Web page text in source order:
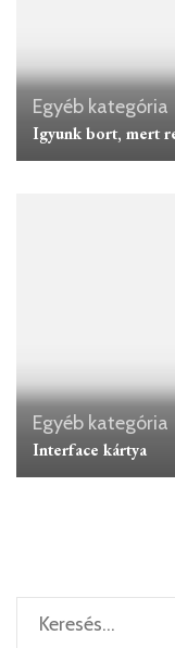
Egyéb kategória
Igyunk bort, mert
Egyéb kategória
Interface kártya
Keresés: